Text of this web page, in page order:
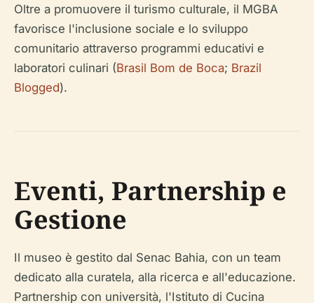
Oltre a promuovere il turismo culturale, il MGBA
favorisce l'inclusione sociale e lo sviluppo
comunitario attraverso programmi educativi e
laboratori culinari (Brasil Bom de Boca; Brazil
Blogged).
Eventi, Partnership e
Gestione
Il museo è gestito dal Senac Bahia, con un team
dedicato alla curatela, alla ricerca e all'educazione.
Partnership con università, l'Istituto di Cucina